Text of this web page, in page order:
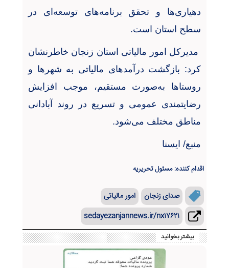
دهیاری‌ها و تحقق برنامه‌های توسعه‌ای در
سطح استان است.
مدیرکل امور مالیاتی استان زنجان خاطرنشان
کرد: بازگشت درآمدهای مالیاتی به شهرها و
روستاها به‌صورت مستقیم، موجب افزایش
رضایتمندی عمومی و تسریع در روند آبادانی
مناطق مختلف می‌شود.
منبع/ ایسنا
اقدام کننده: مسئول تحریریه
صدای زنجان
امور مالیاتی
sedayezanjannews.ir/nx۱۷۶۲۱
بیشتر بخوانید